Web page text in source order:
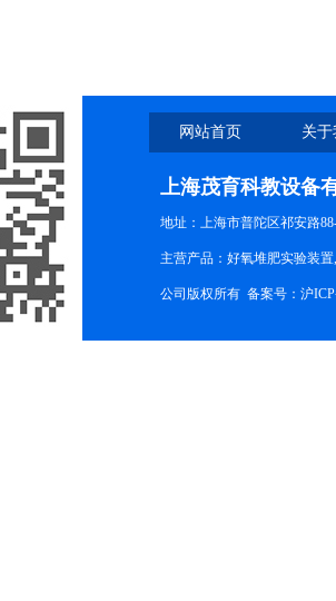
网站首页 关
上海茂育科教设备
地址：上海市普陀区祁安路
主营产品：好氧堆肥实验装
公司版权所有 备案号： 沪